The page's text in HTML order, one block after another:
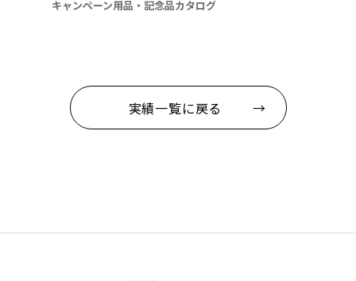
キャンペーン用品・記念品カタログ
実績一覧に戻る →